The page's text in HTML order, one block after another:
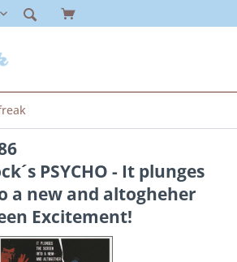
PSYCHO - It plunges
a new and altogheher
Excitement!